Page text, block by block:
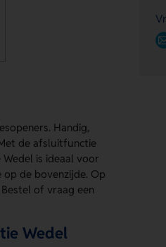
Handig,
de afsluitfunctie
is ideaal voor
de bovenzijde. Op
of vraag een
Wedel